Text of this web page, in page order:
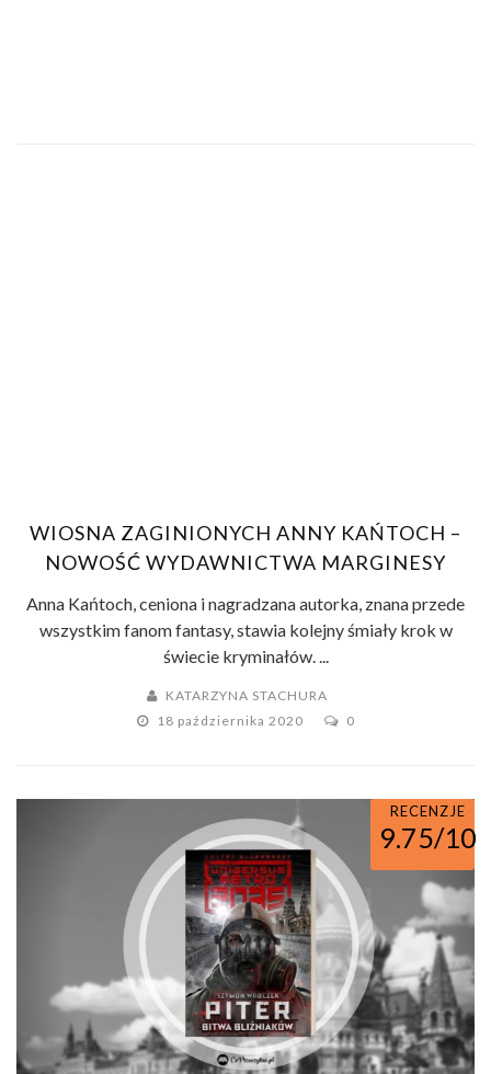
WIOSNA ZAGINIONYCH ANNY KAŃTOCH –
NOWOŚĆ WYDAWNICTWA MARGINESY
Anna Kańtoch, ceniona i nagradzana autorka, znana przede
wszystkim fanom fantasy, stawia kolejny śmiały krok w
świecie kryminałów. ...
KATARZYNA STACHURA
18 października 2020
0
RECENZJE
9.75/10